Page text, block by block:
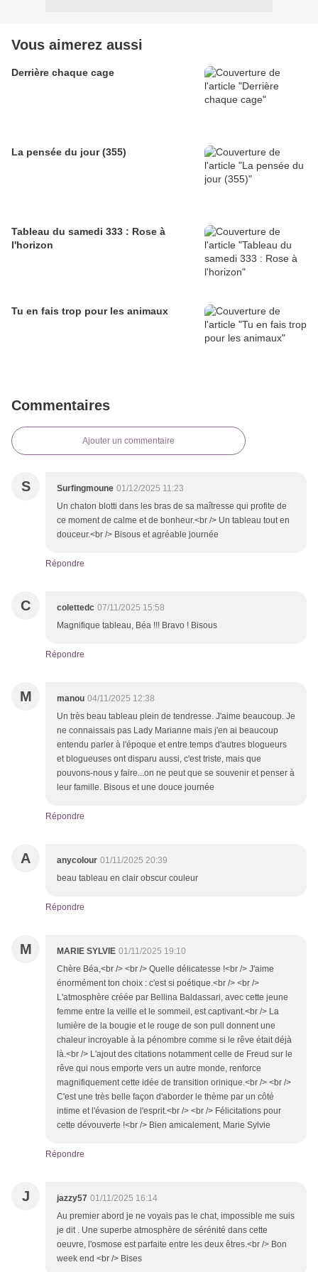
Vous aimerez aussi
Derrière chaque cage
La pensée du jour (355)
Tableau du samedi 333 : Rose à
l'horizon
Tu en fais trop pour les animaux
Commentaires
Ajouter un commentaire
S Surfingmoune 01/12/2025 11:23
Un chaton blotti dans les bras de sa maîtresse qui profite de
ce moment de calme et de bonheur.<br /> Un tableau tout en
douceur.<br /> Bisous et agréable journée
Répondre
C colettedc 07/11/2025 15:58
Magnifique tableau, Béa !!! Bravo ! Bisous
Répondre
M manou 04/11/2025 12:38
Un très beau tableau plein de tendresse. J'aime beaucoup. Je
ne connaissais pas Lady Marianne mais j'en ai beaucoup
entendu parler à l'époque et entre temps d'autres blogueurs
et blogueuses ont disparu aussi, c'est triste, mais que
pouvons-nous y faire...on ne peut que se souvenir et penser à
leur famille. Bisous et une douce journée
Répondre
A anycolour 01/11/2025 20:39
beau tableau en clair obscur couleur
Répondre
M MARIE SYLVIE 01/11/2025 19:10
Chère Béa,<br /> <br /> Quelle délicatesse !<br /> J'aime
énormément ton choix : c'est si poétique.<br /> <br />
L'atmosphère créée par Bellina Baldassari, avec cette jeune
femme entre la veille et le sommeil, est captivant.<br /> La
lumière de la bougie et le rouge de son pull donnent une
chaleur incroyable à la pénombre comme si le rêve était déjà
là.<br /> L'ajout des citations notamment celle de Freud sur le
rêve qui nous emporte vers un autre monde, renforce
magnifiquement cette idée de transition orinique.<br /> <br />
C'est une très belle façon d'aborder le thème par un côté
intime et l'évasion de l'esprit.<br /> <br /> Félicitations pour
cette dévouverte !<br /> Bien amicalement, Marie Sylvie
Répondre
J jazzy57 01/11/2025 16:14
Au premier abord je ne voyais pas le chat, impossible me suis
je dit . Une superbe atmosphère de sérénité dans cette
oeuvre, l'osmose est parfaite entre les deux êtres.<br /> Bon
week end <br /> Bises